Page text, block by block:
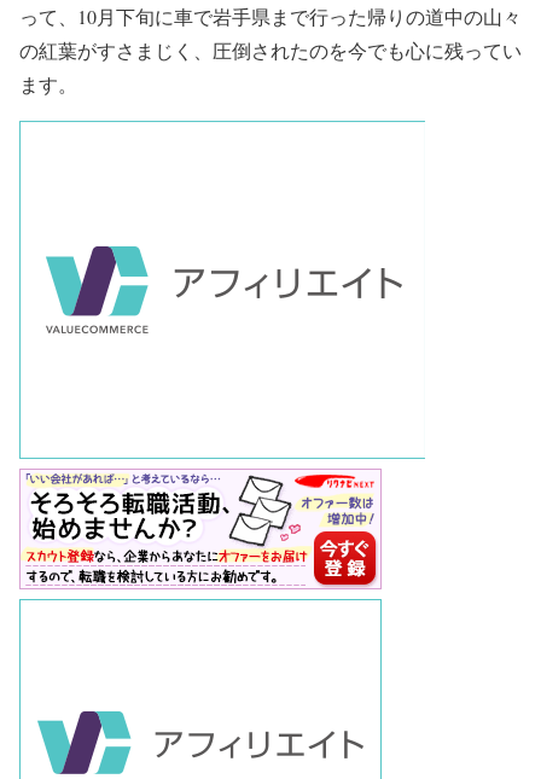
って、10月下旬に車で岩手県まで行った帰りの道中の山々
の紅葉がすさまじく、圧倒されたのを今でも心に残ってい
ます。